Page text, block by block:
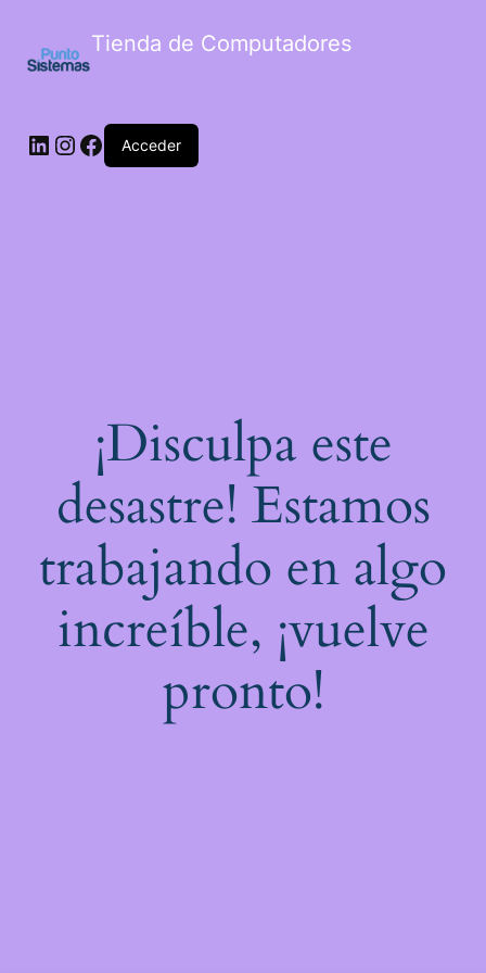
Tienda de Computadores
Acceder
¡Disculpa este
desastre! Estamos
trabajando en algo
increíble, ¡vuelve
pronto!